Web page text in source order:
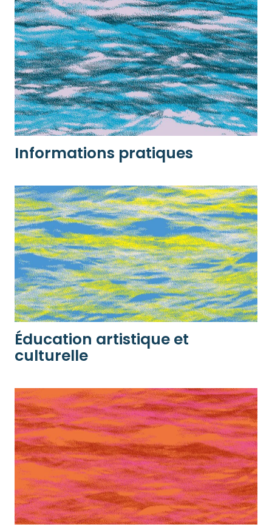
Informations pratiques
Éducation artistique et
culturelle